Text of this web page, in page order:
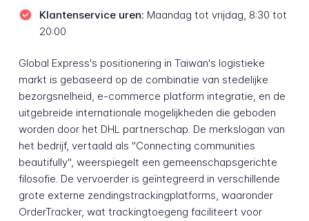
Klantenservice uren: Maandag tot vrijdag, 8:30 tot
20:00
Global Express's positionering in Taiwan's logistieke
markt is gebaseerd op de combinatie van stedelijke
bezorgsnelheid, e-commerce platform integratie, en de
uitgebreide internationale mogelijkheden die geboden
worden door het DHL partnerschap. De merkslogan van
het bedrijf, vertaald als "Connecting communities
beautifully", weerspiegelt een gemeenschapsgerichte
filosofie. De vervoerder is geïntegreerd in verschillende
grote externe zendingstrackingplatforms, waaronder
OrderTracker, wat trackingtoegeng faciliteert voor